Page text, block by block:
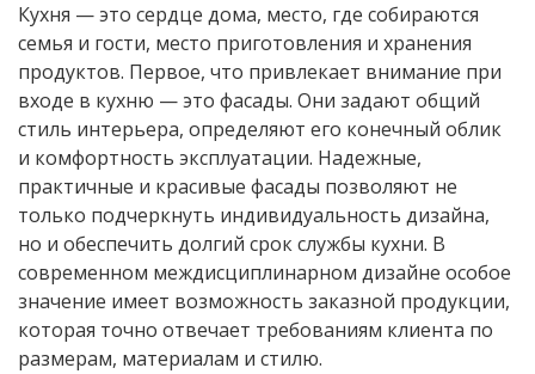
Кухня — это сердце дома, место, где собираются
семья и гости, место приготовления и хранения
продуктов. Первое, что привлекает внимание при
входе в кухню — это фасады. Они задают общий
стиль интерьера, определяют его конечный облик
и комфортность эксплуатации. Надежные,
практичные и красивые фасады позволяют не
только подчеркнуть индивидуальность дизайна,
но и обеспечить долгий срок службы кухни. В
современном междисциплинарном дизайне особое
значение имеет возможность заказной продукции,
которая точно отвечает требованиям клиента по
размерам, материалам и стилю.